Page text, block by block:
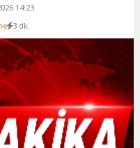
14:23
3 dk.